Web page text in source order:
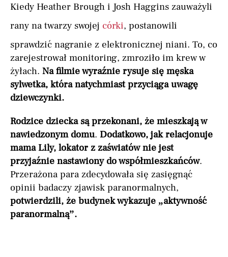
Kiedy Heather Brough i Josh Haggins zauważyli
rany na twarzy swojej córki, postanowili
sprawdzić nagranie z elektronicznej niani. To, co
zarejestrował monitoring, zmroziło im krew w
żyłach. Na filmie wyraźnie rysuje się męska
sylwetka, która natychmiast przyciąga uwagę
dziewczynki.
Rodzice dziecka są przekonani, że mieszkają w
nawiedzonym domu. Dodatkowo, jak relacjonuje
mama Lily, lokator z zaświatów nie jest
przyjaźnie nastawiony do współmieszkańców.
Przerażona para zdecydowała się zasięgnąć
opinii badaczy zjawisk paranormalnych,
potwierdzili, że budynek wykazuje „aktywność
paranormalną”.